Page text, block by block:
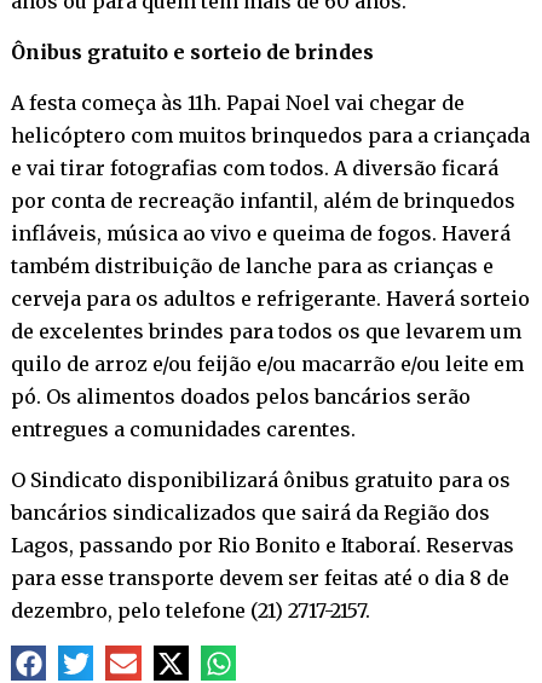
Ônibus gratuito e sorteio de brindes
A festa começa às 11h. Papai Noel vai chegar de
helicóptero com muitos brinquedos para a criançada
e vai tirar fotografias com todos. A diversão ficará
por conta de recreação infantil, além de brinquedos
infláveis, música ao vivo e queima de fogos. Haverá
também distribuição de lanche para as crianças e
cerveja para os adultos e refrigerante. Haverá sorteio
de excelentes brindes para todos os que levarem um
quilo de arroz e/ou feijão e/ou macarrão e/ou leite em
pó. Os alimentos doados pelos bancários serão
entregues a comunidades carentes.
O Sindicato disponibilizará ônibus gratuito para os
bancários sindicalizados que sairá da Região dos
Lagos, passando por Rio Bonito e Itaboraí. Reservas
para esse transporte devem ser feitas até o dia 8 de
dezembro, pelo telefone (21) 2717-2157.